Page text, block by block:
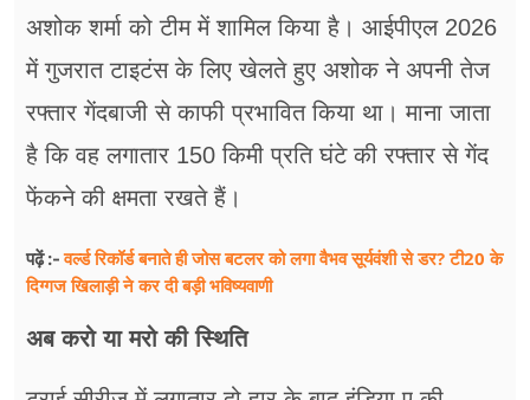
अशोक शर्मा को टीम में शामिल किया है। आईपीएल 2026
में गुजरात टाइटंस के लिए खेलते हुए अशोक ने अपनी तेज
रफ्तार गेंदबाजी से काफी प्रभावित किया था। माना जाता
है कि वह लगातार 150 किमी प्रति घंटे की रफ्तार से गेंद
फेंकने की क्षमता रखते हैं।
पढ़ें :-वर्ल्ड रिकॉर्ड बनाते ही जोस बटलर को लगा वैभव सूर्यवंशी से डर? टी20 के
दिग्गज खिलाड़ी ने कर दी बड़ी भविष्यवाणी
अब करो या मरो की स्थिति